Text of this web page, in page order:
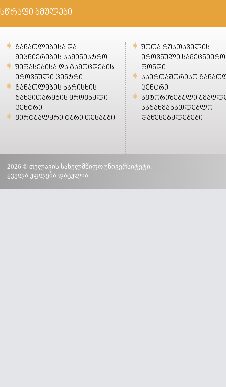
სწრაფი ბმულები
განათლებისა და
მეცნიერების სამინისტრო
შეფასებისა და გამოცდების
ეროვნული ცენტრი
განათლების ხარისხის
განვითარების ეროვნული
ცენტრი
ვირტუალური ტური თესაუში
შოთა რუსთაველის
ეროვნული სამეცნიერო
ფონდი
საერთაშორისო
ცენტრი
ავტორიზებული
საგანმანათლებლო
დაწესებულებები
2026 © თელავის სახელმწიფო უნივერსიტეტი.
ყველა უფლება დაცულია.